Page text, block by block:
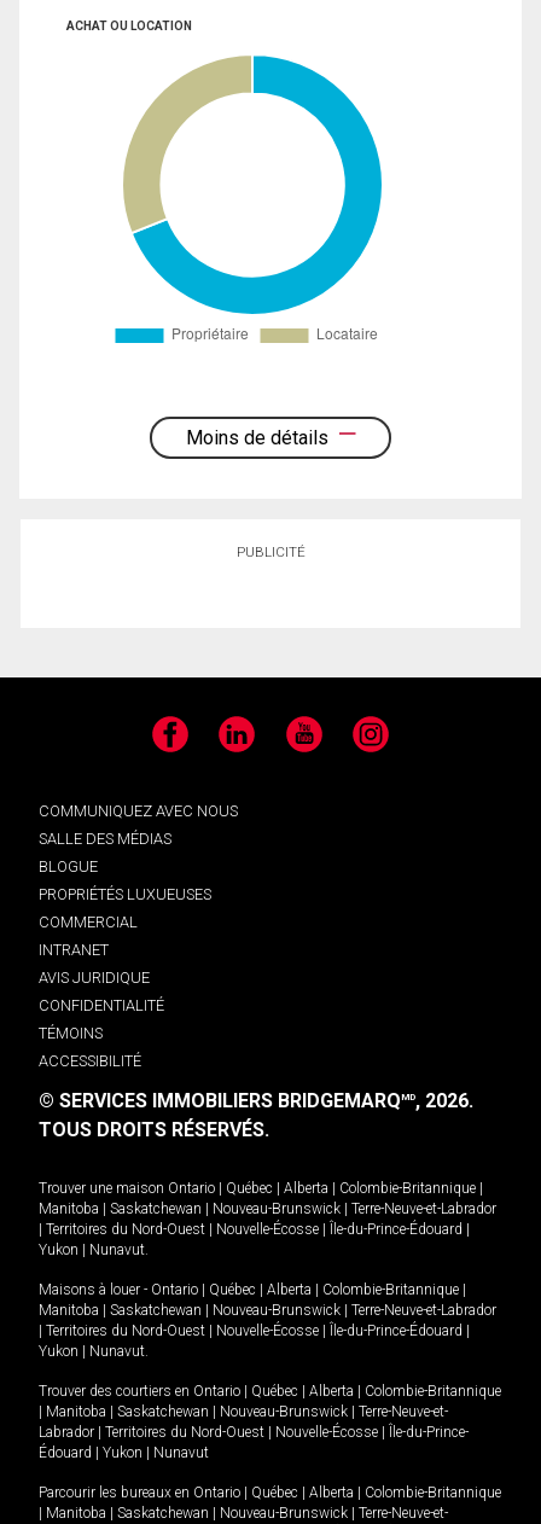
ACHAT OU LOCATION
Moins de détails
PUBLICITÉ
Facebook LinkedIn YouTube Instagram
COMMUNIQUEZ AVEC NOUS
SALLE DES MÉDIAS
BLOGUE
PROPRIÉTÉS LUXUEUSES
COMMERCIAL
INTRANET
AVIS JURIDIQUE
CONFIDENTIALITÉ
TÉMOINS
ACCESSIBILITÉ
© SERVICES IMMOBILIERS BRIDGEMARQMD, 2026.
TOUS DROITS RÉSERVÉS.
Trouver une maison Ontario Québec Alberta Colombie-Britannique
Manitoba
Saskatchewan Nouveau-Brunswick
Terre-Neuve-et-Labrador
Territoires du Nord-Ouest Nouvelle-Écosse Île-du-Prince-Édouard
Yukon
Nunavut.
Maisons à louer - Ontario Québec Alberta Colombie-Britannique
Manitoba
Saskatchewan Nouveau-Brunswick
Terre-Neuve-et-Labrador
Territoires du Nord-Ouest Nouvelle-Écosse Île-du-Prince-Édouard
Yukon
Nunavut.
Trouver des courtiers en Ontario Québec Alberta
Colombie-Britannique
Manitoba Saskatchewan Nouveau-Brunswick
Terre-Neuve-et-
Labrador
Territoires du Nord-Ouest Nouvelle-Écosse
Île-du-Prince-
Édouard
Yukon Nunavut
Parcourir les bureaux en Ontario Québec Alberta
Colombie-Britannique
Manitoba Saskatchewan Nouveau-Brunswick
Terre-Neuve-et-